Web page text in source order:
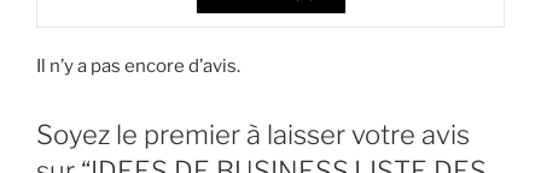
Il n’y a pas encore d’avis.
Soyez le premier à laisser votre avis